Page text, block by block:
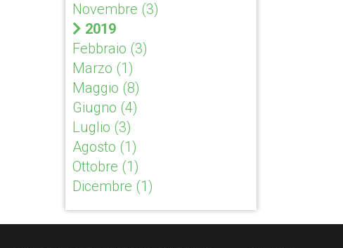
Novembre (3)
2019
Febbraio (3)
Marzo (1)
Maggio (8)
Giugno (4)
Luglio (3)
Agosto (1)
Ottobre (1)
Dicembre (1)